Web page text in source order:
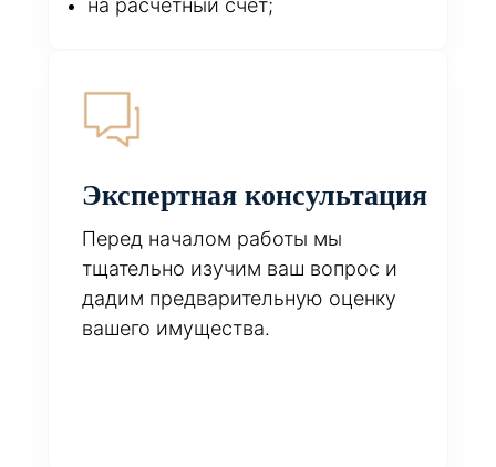
на расчетный счет;
Экспертная консультация
Перед началом работы мы
тщательно изучим ваш вопрос и
дадим предварительную оценку
вашего имущества.